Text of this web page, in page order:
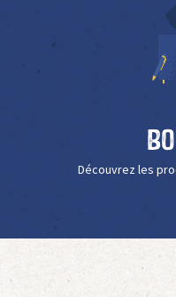
Découvrez les